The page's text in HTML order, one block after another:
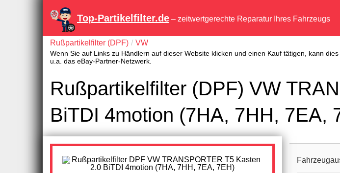
Top-Partikelfilter.de – zeitwertgerechte Reparatur Ihres Fahrzeugs
Rußpartikelfilter (DPF) VW
Wenn Sie auf Links zu Händlern auf dieser Website klicken und einen Kauf tätigen, kann
u.a. das eBay-Partner-Netzwerk.
Rußpartikelfilter (DPF) VW
BiTDI 4motion (7HA, 7HH, 7EA,